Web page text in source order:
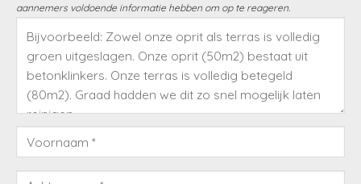
aannemers voldoende informatie hebben om op te reageren.